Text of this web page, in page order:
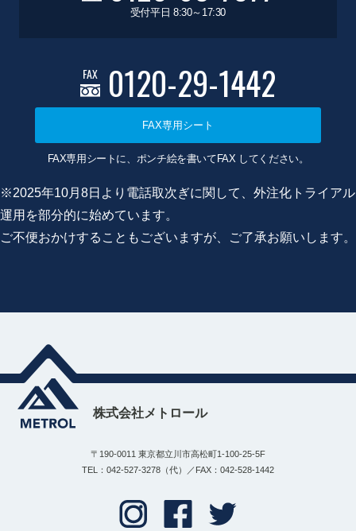
受付平日 8:30～17:30
FAX 0120-29-1442
FAX専用シート
FAX専用シートに、ポンチ絵を書いてFAX してください。
※2025年10月8日より電話取次ぎに関して、外注化トライアル
運用を部分的に始めています。
ご不便おかけすることもございますが、ご了承お願いします。
株式会社メトロール
〒190-0011 東京都立川市高松町1-100-25-5F
TEL：042-527-3278（代）／FAX：042-528-1442